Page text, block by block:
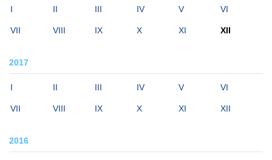
I II III IV V VI
VII VIII IX X XI XII
2017
I II III IV V VI
VII VIII IX X XI XII
2016